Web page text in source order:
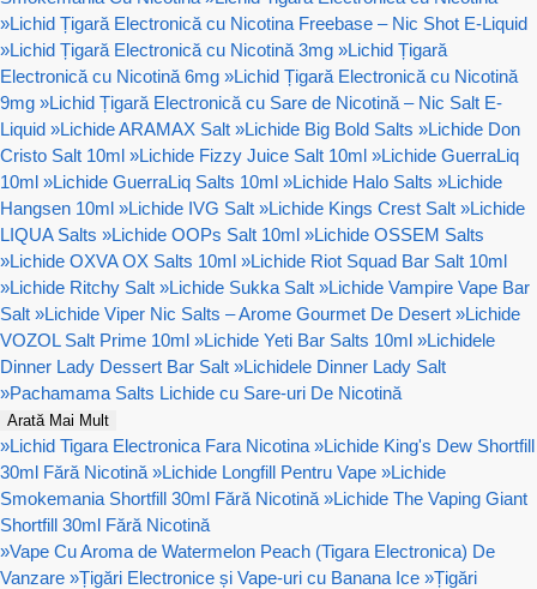
»Lichid Țigară Electronică cu Nicotina Freebase – Nic Shot E-Liquid
»Lichid Țigară Electronică cu Nicotină 3mg »Lichid Țigară
Electronică cu Nicotină 6mg »Lichid Țigară Electronică cu Nicotină
9mg »Lichid Țigară Electronică cu Sare de Nicotină – Nic Salt E-
Liquid »Lichide ARAMAX Salt »Lichide Big Bold Salts »Lichide Don
Cristo Salt 10ml »Lichide Fizzy Juice Salt 10ml »Lichide GuerraLiq
10ml »Lichide GuerraLiq Salts 10ml »Lichide Halo Salts »Lichide
Hangsen 10ml »Lichide IVG Salt »Lichide Kings Crest Salt »Lichide
LIQUA Salts »Lichide OOPs Salt 10ml »Lichide OSSEM Salts
»Lichide OXVA OX Salts 10ml »Lichide Riot Squad Bar Salt 10ml
»Lichide Ritchy Salt »Lichide Sukka Salt »Lichide Vampire Vape Bar
Salt »Lichide Viper Nic Salts – Arome Gourmet De Desert »Lichide
VOZOL Salt Prime 10ml »Lichide Yeti Bar Salts 10ml »Lichidele
Dinner Lady Dessert Bar Salt »Lichidele Dinner Lady Salt
»Pachamama Salts Lichide cu Sare-uri De Nicotină
Arată Mai Mult
»Lichid Tigara Electronica Fara Nicotina »Lichide King's Dew Shortfill
30ml Fără Nicotină »Lichide Longfill Pentru Vape »Lichide
Smokemania Shortfill 30ml Fără Nicotină »Lichide The Vaping Giant
Shortfill 30ml Fără Nicotină
»Vape Cu Aroma de Watermelon Peach (Tigara Electronica) De
Vanzare »Țigări Electronice și Vape-uri cu Banana Ice »Țigări